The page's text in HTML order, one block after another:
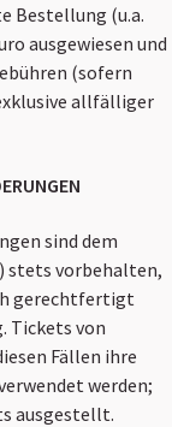
Bestellung (u.a.
ausgewiesen und
(sofern
allfälliger
sind dem
stets vorbehalten,
gerechtfertigt
Tickets von
Fällen ihre
werden;
ausgestellt.